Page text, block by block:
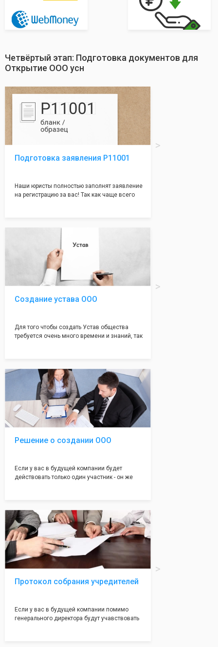
Четвёртый этап: Подготовка документов для
Открытие ООО усн
Подготовка заявления Р11001
Наши юристы полностью заполнят заявление
на регистрацию за вас! Так как чаще всего
большая часть отказов - наши юристы с
оформление самого сложного документа на
себя! Многолетний опыт работы наших
юристов позволяет оформлять заявление без
ошибок, тем самым гарантируя вам
успешную регистрацию в налоговой
Создание устава ООО
Для того чтобы создать Устав общества
требуется очень много времени и знаний, так
Наша компания предоставит вам свой
уникальный Устав Общества, который
подойдет для любой компании. Устав,
сделанный нашими профессиональными
юристами, успешно проходит регистрацию в
налоговой инспекции!
Решение о создании ООО
Если у вас в будущей компании будет
действовать только один участник - он же
грамотно составят данное заявление, а Вам
нужно будет только поставить подпись на
нём!
Протокол собрания учредителей
Если у вас в будущей компании помимо
генерального директора будут учавствовать